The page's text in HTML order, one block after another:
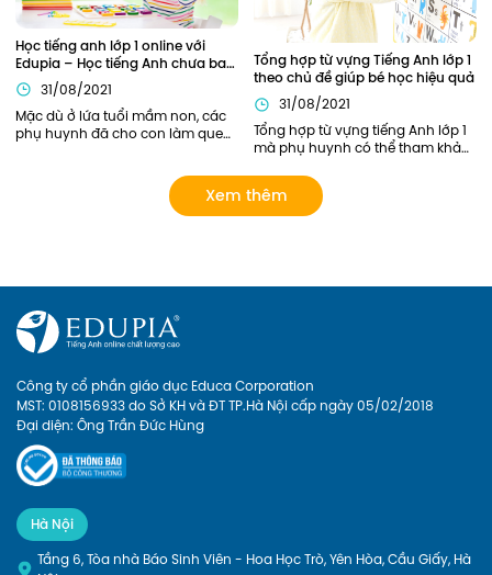
Học tiếng anh lớp 1 online với
Edupia – Học tiếng Anh chưa bao
giờ thú vị đến thế!
31/08/2021
Mặc dù ở lứa tuổi mầm non, các
phụ huynh đã cho con làm quen
tuy nhiên chỉ dừng lại ở mức làm
quen mà chưa có lộ trình bài bản
rõ ràng. Giờ đây, phụ huynh có
cho con hứng thú với việc học
ngoại ngữ. Hãy xem Edupia sẽ
mang đến cho con những điều
thú vị gì nhé
Tổng hợp từ vựng Tiếng Anh lớp 1
theo chủ đề giúp bé học hiệu quả
31/08/2021
Tổng hợp từ vựng tiếng Anh lớp 1
mà phụ huynh có thể tham khảo.
chọn các khóa học của Edupia
để cập nhật cho con hệ thống từ
vựng đầy đủ và bài bản nhất!
Xem thêm
Công ty cổ phần giáo dục Educa Corporation
MST: 0108156933 do Sở KH và ĐT TP.Hà Nội cấp ngày 05/02/2018
Đại diện: Ông Trần Đức Hùng
Hà Nội
Tầng 6, Tòa nhà Báo Sinh Viên - Hoa Học Trò, Yên Hòa, Cầu Giấy, Hà